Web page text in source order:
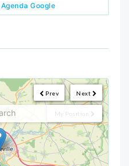
Google
Next
Prev
My Position